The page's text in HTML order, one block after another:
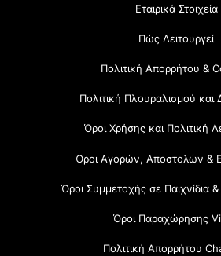
Εταιρικά Στοιχεία
Πώς Λειτουργεί
Πολιτική Απορρήτου &
Πολιτική Πλουραλισμού και
Όροι Χρήσης και Πολιτική
Όροι Αγορών, Αποστολών &
Όροι Συμμετοχής σε Παιχνίδια
Όροι Παραχώρησης
Πολιτική Απορρήτου